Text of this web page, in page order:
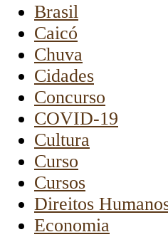
Brasil
Caicó
Chuva
Cidades
Concurso
COVID-19
Cultura
Curso
Cursos
Direitos
Economia